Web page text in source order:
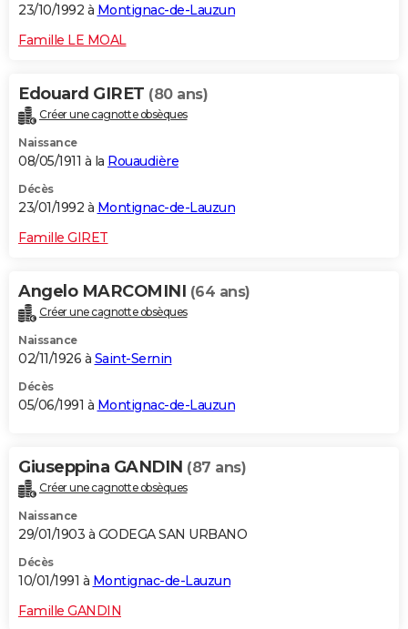
23/10/1992 à Montignac-de-Lauzun
Famille LE MOAL
Edouard GIRET (80 ans)
Créer une cagnotte obsèques
Naissance
08/05/1911 à la Rouaudière
Décès
23/01/1992 à Montignac-de-Lauzun
Famille GIRET
Angelo MARCOMINI (64 ans)
Créer une cagnotte obsèques
Naissance
02/11/1926 à Saint-Sernin
Décès
05/06/1991 à Montignac-de-Lauzun
Giuseppina GANDIN (87 ans)
Créer une cagnotte obsèques
Naissance
29/01/1903 à GODEGA SAN URBANO
Décès
10/01/1991 à Montignac-de-Lauzun
Famille GANDIN